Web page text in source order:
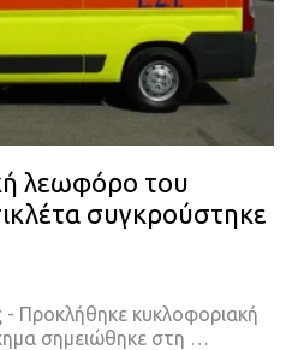
λεωφόρο του
συγκρούστηκε
- Προκλήθηκε κυκλοφοριακή
σημειώθηκε στη …